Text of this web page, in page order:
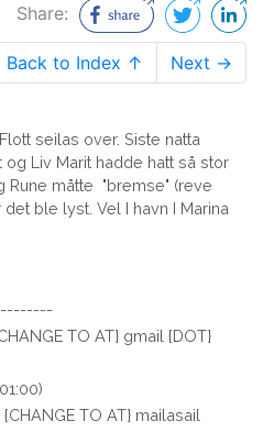
Share:
to Index ↑ Next →
seilas over. Siste natta
Liv Marit hadde hatt så stor
Rune måtte "bremse" (reve
ble lyst. Vel I havn I Marina
--------
TO AT} gmail {DOT}
TO AT} mailasail